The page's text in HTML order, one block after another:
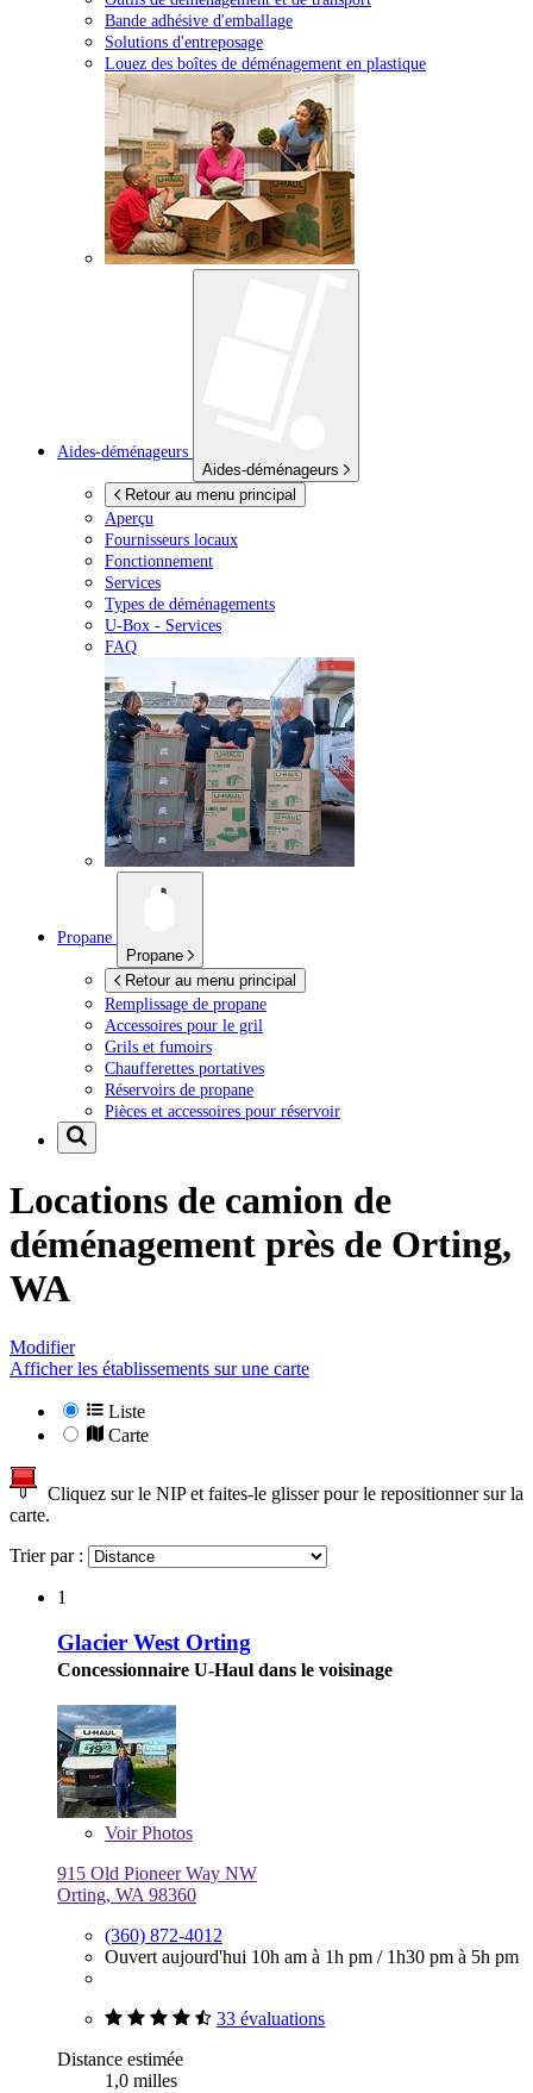
Bande adhésive d'emballage
Solutions d'entreposage
Louez des boîtes de déménagement en plastique
Aides-déménageurs
Aides-déménageurs
Retour au menu principal
Aperçu
Fournisseurs locaux
Fonctionnement
Services
Types de déménagements
U-Box - Services
FAQ
Propane
Propane
Retour au menu principal
Remplissage de propane
Accessoires pour le gril
Grils et fumoirs
Chaufferettes portatives
Réservoirs de propane
Pièces et accessoires pour réservoir
Locations de camion de
déménagement près de Orting,
WA
Modifier
Afficher les établissements sur une carte
Liste
Carte
Cliquez sur le NIP et faites-le glisser pour le repositionner sur la
carte.
Trier par :
1
Glacier West Orting
Concessionnaire U-Haul dans le voisinage
VoirPhotos
915 Old Pioneer Way NW
Orting, WA 98360
(360) 872-4012
Ouvert aujourd'hui 10h am à 1h pm / 1h30 pm à 5h pm
33 évaluations
Distance estimée
1,0 milles